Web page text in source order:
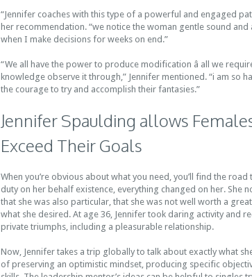
“Jennifer coaches with this type of a powerful and engaged
her recommendation. “we notice the woman gentle sound
when I make decisions for weeks on end.”
“We all have the power to produce modification â all we
knowledge observe it through,” Jennifer mentioned. “i am so
the courage to try and accomplish their fantasies.”
Jennifer Spaulding allows
Exceed Their Goals
When you’re obvious about what you need, you’ll find the
duty on her behalf existence, everything changed on her. She
that she was also particular, that she was not well worth a
what she desired. At age 36, Jennifer took daring activity and
private triumphs, including a pleasurable relationship.
Now, Jennifer takes a trip globally to talk about exactly what
of preserving an optimistic mindset, producing specific